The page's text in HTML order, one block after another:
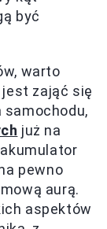
być
warto
zająć się
już na
pewno
aurą.
aspektów